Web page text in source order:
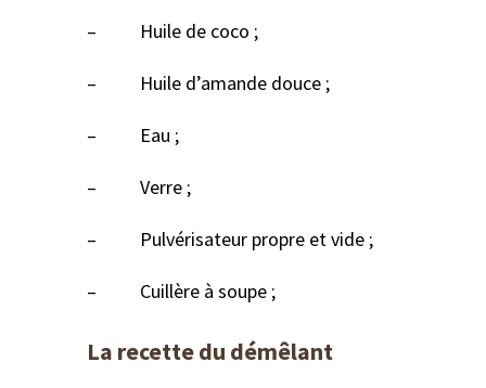
– Huile de coco ;
– Huile d’amande douce ;
– Eau ;
– Verre ;
– Pulvérisateur propre et vide ;
– Cuillère à soupe ;
La recette du démêlant